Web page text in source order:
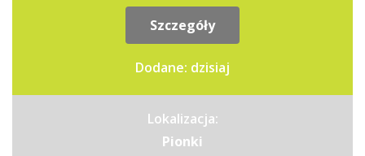
oraz kontrola ich...
Szczegóły
Dodane: dzisiaj
Lokalizacja:
Pionki